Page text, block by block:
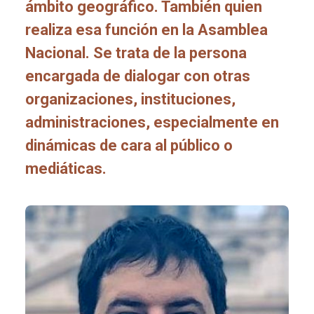
ámbito geográfico. También quien
realiza esa función en la Asamblea
Nacional. Se trata de la persona
encargada de dialogar con otras
organizaciones, instituciones,
administraciones, especialmente en
dinámicas de cara al público o
mediáticas.